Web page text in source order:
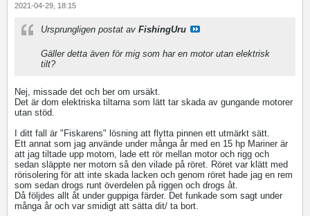
2021-04-29, 18:15
Ursprungligen postat av FishingUru
Gäller detta även för mig som har en motor utan elektrisk
tilt?
Nej, missade det och ber om ursäkt.
Det är dom elektriska tiltarna som lätt tar skada av gungande motorer
utan stöd.
I ditt fall är "Fiskarens" lösning att flytta pinnen ett utmärkt sätt.
Ett annat som jag använde under många år med en 15 hp Mariner är
att jag tiltade upp motorn, lade ett rör mellan motor och rigg och
sedan släppte ner motorn så den vilade på röret. Röret var klätt med
rörisolering för att inte skada lacken och genom röret hade jag en rem
som sedan drogs runt överdelen på riggen och drogs åt.
Då följdes allt åt under guppiga färder. Det funkade som sagt under
många år och var smidigt att sätta dit/ ta bort.